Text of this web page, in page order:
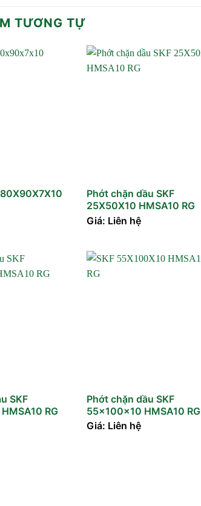
TƯƠNG TỰ
Phớt chặn dầu SKF
25X50X10 HMSA10 RG
Giá: Liên hệ
SKF
RG
Phớt chặn dầu SKF
55x100x10 HMSA10 RG
Giá: Liên hệ